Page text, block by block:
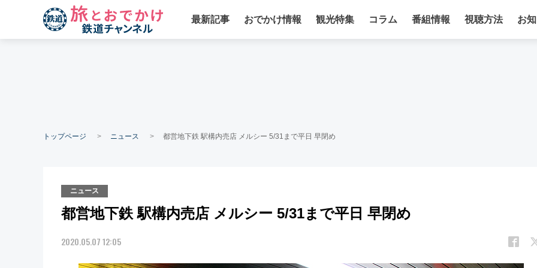
最新記事 おでかけ情報 観光特集 コラム 番組情報 視聴方法 お
トップページ ニュース 都営地下鉄 駅構内売店 メルシー 5/31まで平日 早閉め
ニュース
都営地下鉄 駅構内売店 メルシー 5/31まで平日 早閉め
2020.05.07 12:05